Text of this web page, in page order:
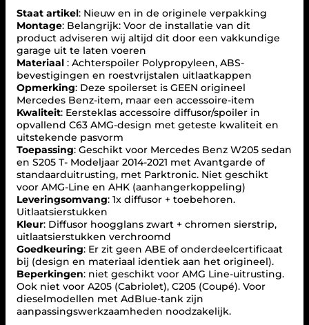
d
u
i
t
r
u
s
t
i
n
g
d
f
f
u
s
e
r
+
u
i
t
l
a
a
Staat artikel: Nieuw en in de originele verpakking
Montage: Belangrijk: Voor de installatie van dit
product adviseren wij altijd dit door een vakkundige
garage uit te laten voeren
Materiaal : Achterspoiler Polypropyleen, ABS-
bevestigingen en roestvrijstalen uitlaatkappen
Opmerking: Deze spoilerset is GEEN origineel
Mercedes Benz-item, maar een accessoire-item
Kwaliteit: Eersteklas accessoire diffusor/spoiler in
opvallend C63 AMG-design met geteste kwaliteit en
uitstekende pasvorm
Toepassing: Geschikt voor Mercedes Benz W205 sedan
en S205 T- Modeljaar 2014-2021 met Avantgarde of
standaarduitrusting, met Parktronic. Niet geschikt
voor AMG-Line en AHK (aanhangerkoppeling)
Leveringsomvang: 1x diffusor + toebehoren.
Uitlaatsierstukken
Kleur: Diffusor hoogglans zwart + chromen sierstrip,
uitlaatsierstukken verchroomd
Goedkeuring: Er zit geen ABE of onderdeelcertificaat
bij (design en materiaal identiek aan het origineel).
Beperkingen: niet geschikt voor AMG Line-uitrusting.
Ook niet voor A205 (Cabriolet), C205 (Coupé). Voor
dieselmodellen met AdBlue-tank zijn
aanpassingswerkzaamheden noodzakelijk.